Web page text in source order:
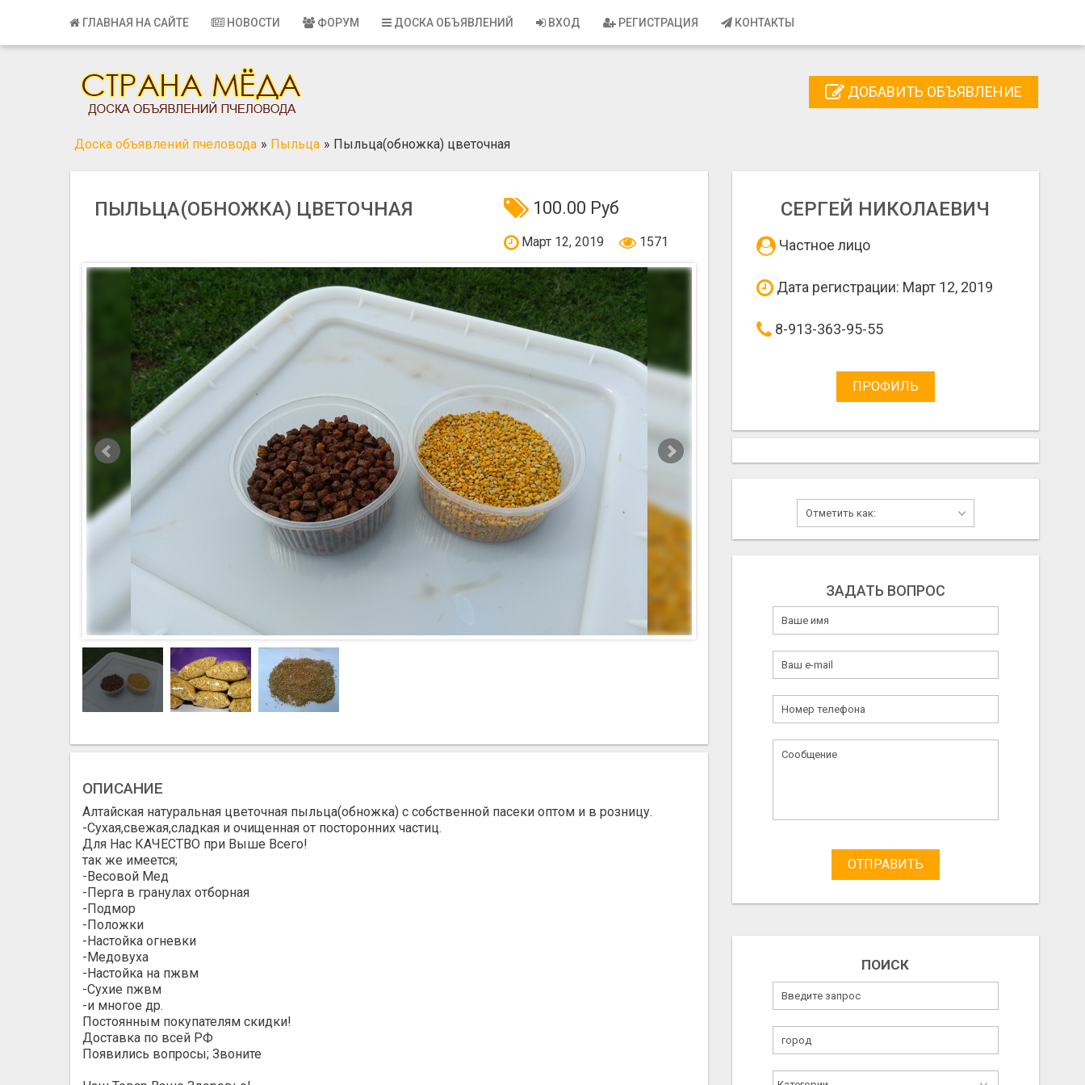
ГЛАВНАЯ НА САЙТЕ НОВОСТИ ФОРУМ ДОСКА ОБЪЯВЛЕНИЙ ВХОД РЕГИСТРАЦИЯ КОНТАКТЫ
Главная
Регистрация ДОБАВИТЬ ОБЪЯВЛЕНИЕ
Доска объявлений пчеловода » Пыльца » Пыльца(обножка) цветочная
ПЫЛЬЦА(ОБНОЖКА) ЦВЕТОЧНАЯ 100.00 Руб
Март 12, 2019 1571
ОПИСАНИЕ
Алтайская натуральная цветочная пыльца(обножка) с собственной пасеки оптом и в розницу.
-Сухая,свежая,сладкая и очищенная от посторонних частиц.
Для Нас КАЧЕСТВО при Выше Всего!
так же имеется;
-Весовой Мед
-Перга в гранулах отборная
-Подмор
-Положки
-Настойка огневки
-Медовуха
-Настойка на пжвм
-Сухие пжвм
-и многое др.
Постоянным покупателям скидки!
Доставка по всей РФ
Появились вопросы; Звоните
СЕРГЕЙ НИКОЛАЕВИЧ
Частное лицо
Дата регистрации: Март 12, 2019
8-913-363-95-55
ПРОФИЛЬ
ЗАДАТЬ ВОПРОС
ОТПРАВИТЬ
ПОИСК